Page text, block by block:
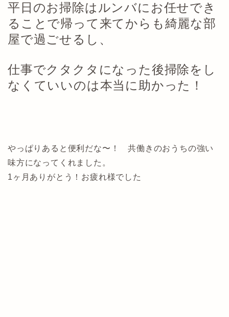
平日のお掃除はルンバにお任せでき
ることで帰って来てからも綺麗な部
屋で過ごせるし、
仕事でクタクタになった後掃除をし
なくていいのは本当に助かった！
やっぱりあると便利だな〜！ 共働きのおうちの強い
味方になってくれました。
1ヶ月ありがとう！お疲れ様でした